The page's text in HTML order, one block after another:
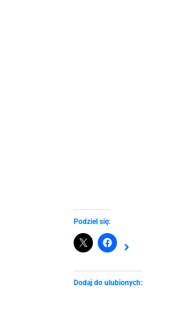
Podziel się:
Dodaj do ulubionych: